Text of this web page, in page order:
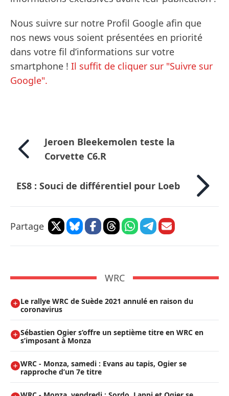
Nous suivre sur notre Profil Google afin que
nos news vous soient présentées en priorité
dans votre fil d’informations sur votre
smartphone ! Il suffit de cliquer sur "Suivre sur
Google".
Jeroen Bleekemolen teste la
Corvette C6.R
ES8 : Souci de différentiel pour Loeb
Partage
WRC
Le rallye WRC de Suède 2021 annulé en raison du
coronavirus
Sébastien Ogier s’offre un septième titre en WRC en
s’imposant à Monza
WRC - Monza, samedi : Evans au tapis, Ogier se
rapproche d’un 7e titre